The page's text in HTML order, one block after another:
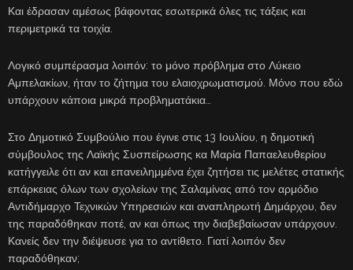
Και έδρασαν αμέσως βάφοντας εσωτερικά όλες τις τάξεις και
περιμετρικά τα τοιχία.
Λογικό συμπέρασμα λοιπόν: το μόνο πρόβλημα στο Λύκειο
Αμπελακίων, ήταν το ζήτημα του ελαιοχρωματισμού. Μόνο που εδώ
υπάρχουν κάποια μικρά προβληματάκια…
Στο Δημοτικό Συμβούλιο που έγινε στις 13 Ιουλίου, η δημοτική
σύμβουλος της Λαϊκής Συσπείρωσης κα Μαρία Παπαελευθερίου
κατήγγειλε ότι αν και επανειλημμένα έχει ζητήσει τις μελέτες στατικής
επάρκειας όλων των σχολείων της Σαλαμίνας από τον αρμόδιο
Αντιδήμαρχο Τεχνικών Υπηρεσιών και αναπληρωτή Δημάρχου, δεν
της παραδόθηκαν ποτέ, αν και όπως την διαβεβαίωσαν υπάρχουν.
Κανείς δεν την διέψευσε για το αντίθετο. Γιατί λοιπόν δεν
παραδόθηκαν;